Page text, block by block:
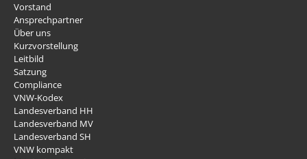
Vorstand
Ansprechpartner
Über uns
Kurzvorstellung
Leitbild
Satzung
Compliance
VNW-Kodex
Landesverband HH
Landesverband MV
Landesverband SH
VNW kompakt